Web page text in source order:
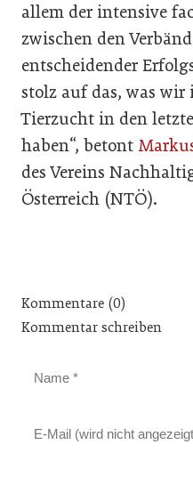
allem der intensive
zwischen den
entscheidender
stolz auf das, was wir
Tierzucht in den
haben“, betont
des Vereins
Österreich (NTÖ).
Kommentare (0)
Kommentar schreiben